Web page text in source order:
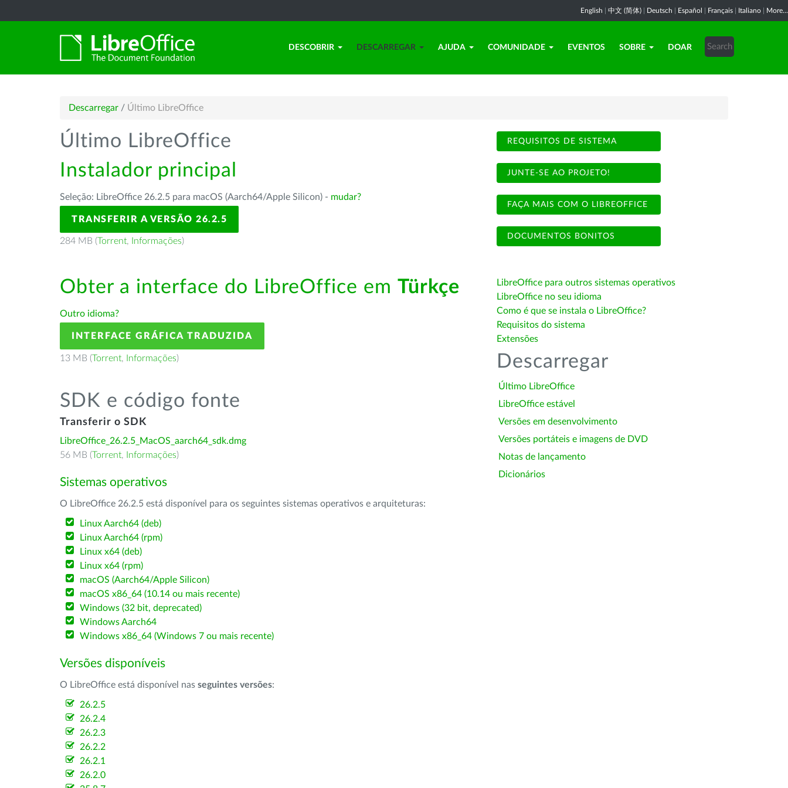
English 中文 (简体) Deutsch Español Français Italiano More...
DESCOBRIR DESCARREGAR AJUDA COMUNIDADE EVENTOS SOBRE DOAR
Descarregar / Último LibreOffice
Último LibreOffice
Instalador principal
Seleção: LibreOffice 26.2.5 para macOS (Aarch64/Apple Silicon) - mudar?
TRANSFERIR A VERSÃO 26.2.5
284 MB (Torrent, Informações)
Obter a interface do LibreOffice em Türkçe
Outro idioma?
INTERFACE GRÁFICA TRADUZIDA
13 MB (Torrent, Informações)
SDK e código fonte
Transferir o SDK
LibreOffice_26.2.5_MacOS_aarch64_sdk.dmg
56 MB (Torrent, Informações)
Sistemas operativos
O LibreOffice 26.2.5 está disponível para os seguintes sistemas operativos e arquiteturas:
Linux Aarch64 (deb)
Linux Aarch64 (rpm)
Linux x64 (deb)
Linux x64 (rpm)
macOS (Aarch64/Apple Silicon)
macOS x86_64 (10.14 ou mais recente)
Windows (32 bit, deprecated)
Windows Aarch64
Windows x86_64 (Windows 7 ou mais recente)
Versões disponíveis
O LibreOffice está disponível nas seguintes versões:
26.2.5
26.2.4
26.2.3
26.2.2
26.2.1
26.2.0
REQUISITOS DE SISTEMA
JUNTE-SE AO PROJETO!
FAÇA MAIS COM O LIBREOFFICE
DOCUMENTOS BONITOS
LibreOffice para outros sistemas operativos
LibreOffice no seu idioma
Como é que se instala o LibreOffice?
Requisitos do sistema
Extensões
Descarregar
Último LibreOffice
LibreOffice estável
Versões em desenvolvimento
Versões portáteis e imagens de DVD
Notas de lançamento
Dicionários